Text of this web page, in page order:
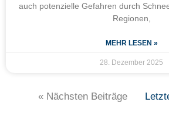
auch potenzielle Gefahren durch
Regionen,
MEHR LESEN »
28. Dezember 2025
« Nächsten Beiträge